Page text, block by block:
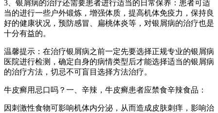
3、银屑病的治疗还需要患者进行适当的日常保养：患者可适
当的进行一些户外锻炼，增强体质，提高机体免疫力，保持良
好的健康状况，预防感冒、扁桃体炎等，对银屑病的治疗也是
十分有益的。
温馨提示：在治疗银屑病之前一定先要选择正规专业的银屑病
医院进行检测，确定自身的病情类型后才能选择适当的银屑病
的治疗方法，切忌不可盲目选择方法治疗。
牛皮癣用忌口吗？一、辛辣，牛皮癣患者应禁食辛辣食品：
因刺激性食物可影响机体内分泌，从而造成皮肤刺痒，影响治